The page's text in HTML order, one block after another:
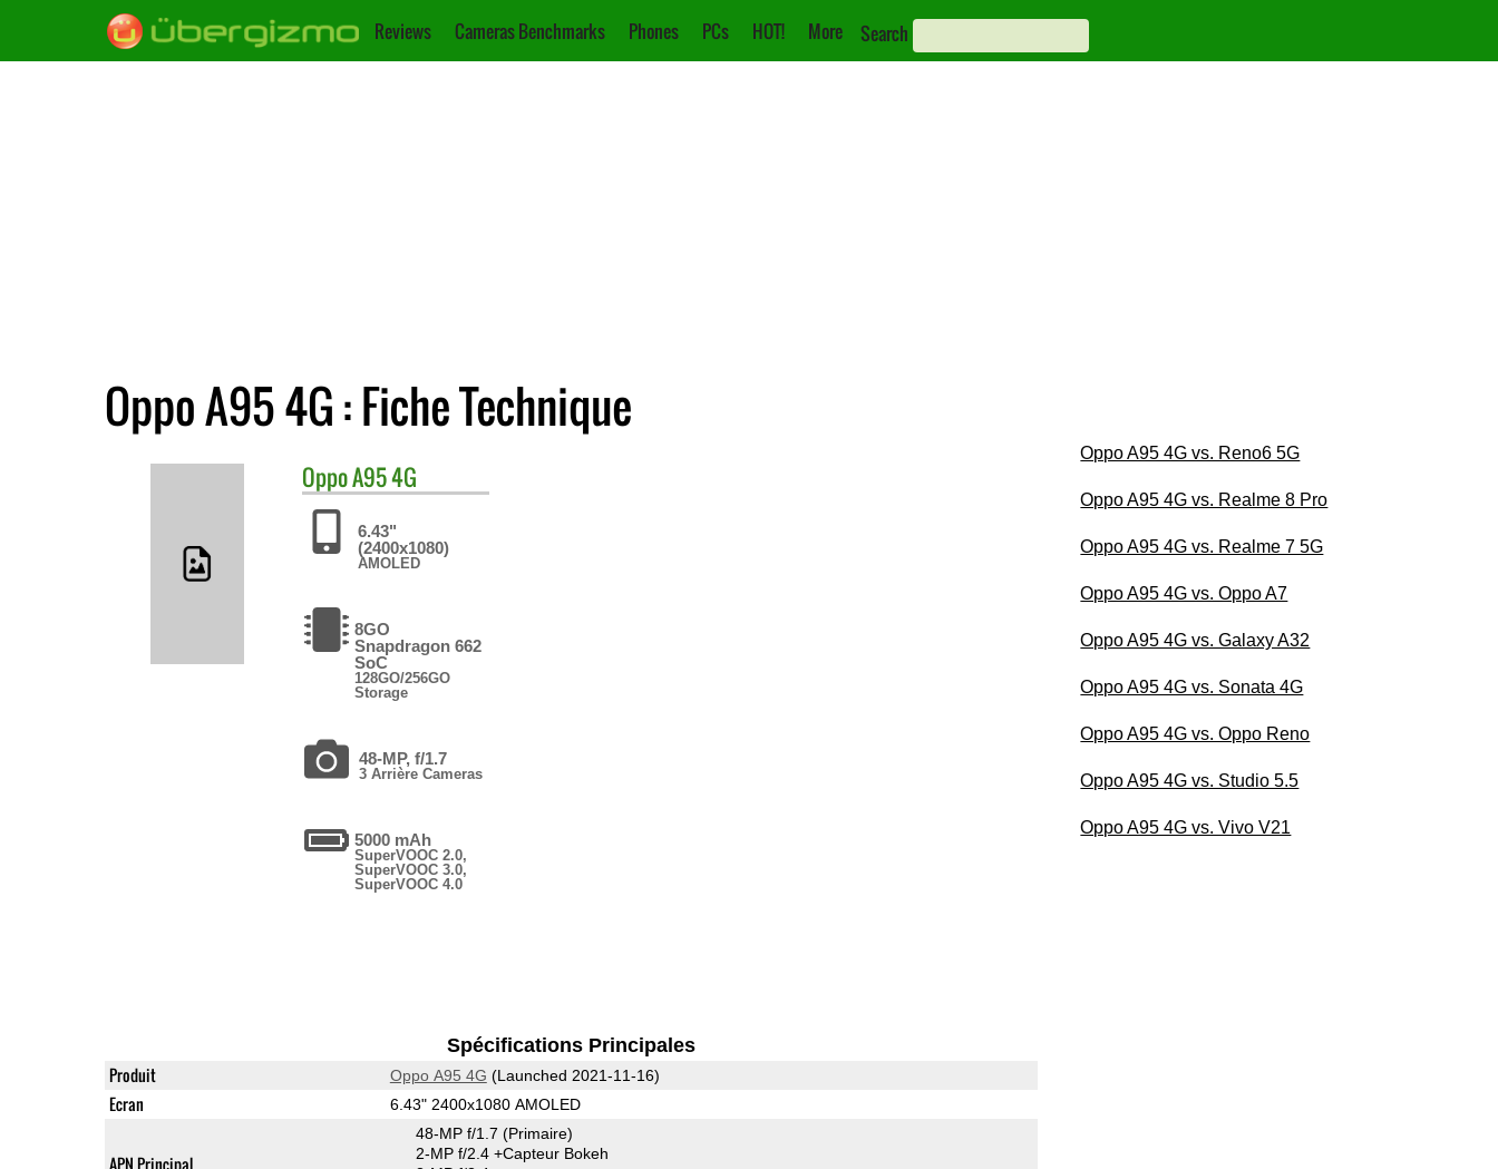
Reviews Cameras Benchmarks Phones PCs HOT! More Search
Oppo A95 4G : Fiche Technique
OppoA95 4G
6.43"
(2400x1080)
AMOLED
8GO
Snapdragon 662
SoC
128GO/256GO
Storage
48-MP, f/1.7
3 Arrière Cameras
5000 mAh
SuperVOOC 2.0,
SuperVOOC 3.0,
SuperVOOC 4.0
Spécifications Principales
Produit Oppo A95 4G (Launched 2021-11-16)
Ecran 6.43" 2400x1080 AMOLED
APN Principal
48-MP f/1.7 (Primaire)
2-MP f/2.4 +Capteur Bokeh
Oppo A95 4G vs. Reno6 5G
Oppo A95 4G vs. Realme 8 Pro
Oppo A95 4G vs. Realme 7 5G
Oppo A95 4G vs. Oppo A7
Oppo A95 4G vs. Galaxy A32
Oppo A95 4G vs. Sonata 4G
Oppo A95 4G vs. Oppo Reno
Oppo A95 4G vs. Studio 5.5
Oppo A95 4G vs. Vivo V21